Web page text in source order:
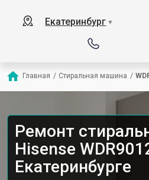
Екатеринбург ▼
Главная / Стиральная машина /
Ремонт
Hisense
Екатеринбурге